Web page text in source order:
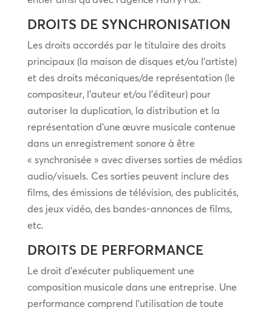
DROITS DE SYNCHRONISATION
Les droits accordés par le titulaire des droits
principaux (la maison de disques et/ou l’artiste)
et des droits mécaniques/de représentation (le
compositeur, l’auteur et/ou l’éditeur) pour
autoriser la duplication, la distribution et la
représentation d’une œuvre musicale contenue
dans un enregistrement sonore à être
« synchronisée » avec diverses sorties de médias
audio/visuels. Ces sorties peuvent inclure des
films, des émissions de télévision, des publicités,
des jeux vidéo, des bandes-annonces de films,
etc.
DROITS DE PERFORMANCE
Le droit d’exécuter publiquement une
composition musicale dans une entreprise. Une
performance comprend l’utilisation de toute